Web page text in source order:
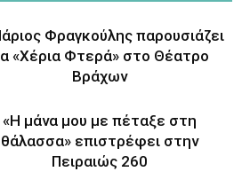
Φραγκούλης παρουσιάζει
«Χέρια Φτερά» στο Θέατρο
Βράχων
«Η μάνα μου με πέταξε στη
θάλασσα» επιστρέφει στην
Πειραιώς 260